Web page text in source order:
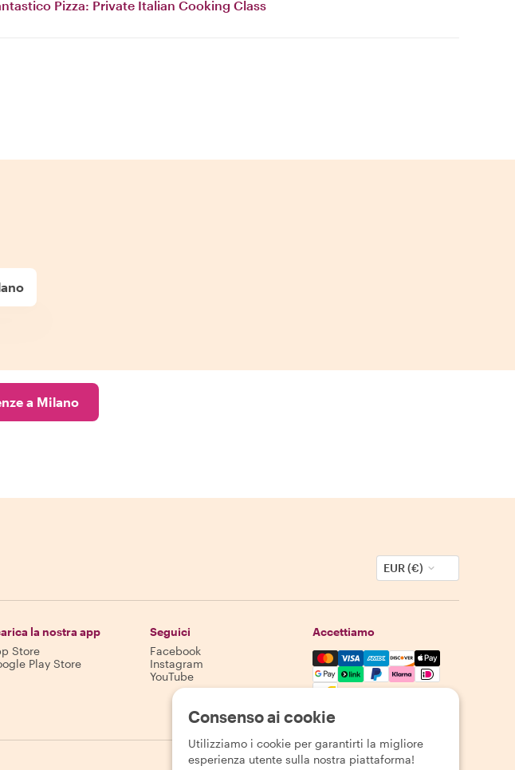
Pizza: Private Italian Cooking Class
a Milano
EUR (€)
la nostra app
Store
Play Store
Seguici
Facebook
Instagram
YouTube
Accettiamo
Mastercard, Visa, Amex,
Consenso ai cookie
Utilizziamo i cookie per garantirti la migliore
esperienza utente sulla nostra piattaforma!